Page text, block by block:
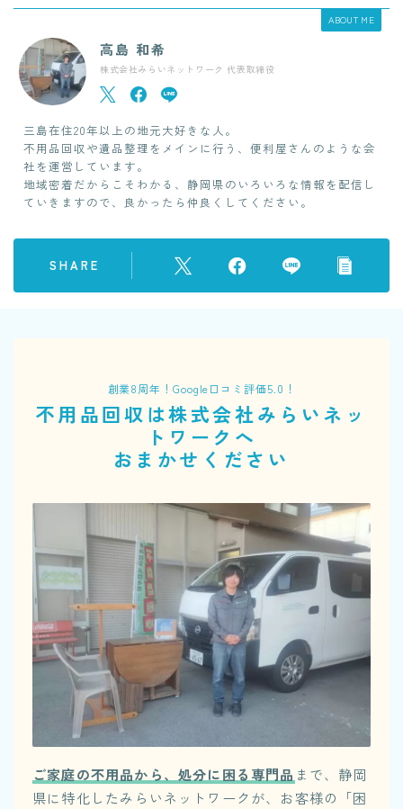
ABOUT ME
高島 和希
株式会社みらいネットワーク 代表取締役
三島在住20年以上の地元大好きな人。
不用品回収や遺品整理をメインに行う、便利屋さんのような会
社を運営しています。
地域密着だからこそわかる、静岡県のいろいろな情報を配信し
ていきますので、良かったら仲良くしてください。
SHARE
創業8周年！Google口コミ評価5.0！
不用品回収は株式会社みらいネッ
トワークへ
おまかせください
ご家庭の不用品から、処分に困る専門品 まで、静岡
県に特化したみらいネットワークが、お客様の「困